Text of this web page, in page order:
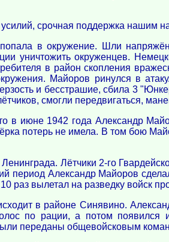
срочная поддержка нашим
в окружение. Шли
уничтожить окруженцев.
в район скопления
Майоров ринулся в
и бесстрашие, сбила 3
смогли передвигаться,
в июне 1942 года Александр
потерь не имела. В том бою
Лётчики 2-го
период Александр Майоров
раз вылетал на разведку войск
в районе Синявино.
по рации, а потом
переданы общевойсковым